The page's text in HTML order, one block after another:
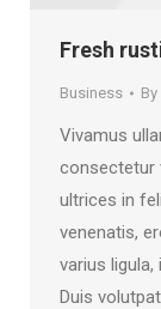
Fresh
Business By
Vivamus
consectetur
ultrices in
venenatis,
varius
Duis